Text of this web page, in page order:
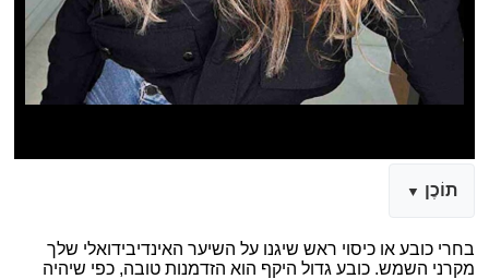
תוֹכֶן
בחרי כובע או כיסוי ראש שיגנו על השיער האינדיבידואלי שלך
מקרני השמש. כובע גדול היקף הוא הזדמנות טובה, כפי שיהיה